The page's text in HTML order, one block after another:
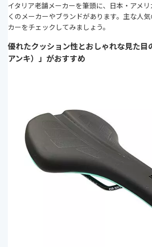
イタリア老舗メーカーを筆頭に、日本・アメ
くのメーカーやブランドがあります。主な人
カーをチェックしてみましょう。
優れたクッション性とおしゃれな見た
アンキ）」がおすすめ